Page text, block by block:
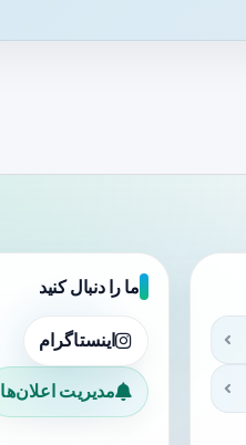
ما را دنبال کنید
اینستاگرام
مدیریت اعلان‌ها